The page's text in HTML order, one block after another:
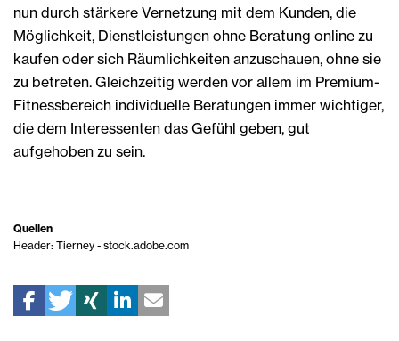
nun durch stärkere Vernetzung mit dem Kunden, die
Möglichkeit, Dienstleistungen ohne Beratung online zu
kaufen oder sich Räumlichkeiten anzuschauen, ohne sie
zu betreten. Gleichzeitig werden vor allem im Premium-
Fitnessbereich individuelle Beratungen immer wichtiger,
die dem Interessenten das Gefühl geben, gut
aufgehoben zu sein.
Quellen
Header: Tierney - stock.adobe.com